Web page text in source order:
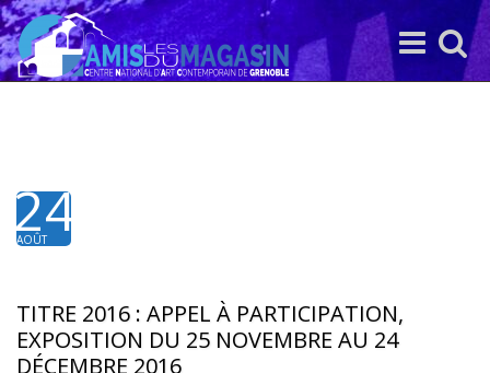
Toggle
search
Toggle
navigation
24
AOÛT
TITRE 2016 : APPEL À PARTICIPATION,
EXPOSITION DU 25 NOVEMBRE AU 24
DÉCEMBRE 2016